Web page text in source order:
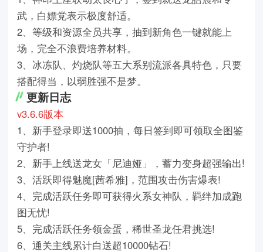
武，白嫖党表示极度舒适。
2、等级和资源全员共享，抽到新角色一键就能上
场，完全不浪费培养材料。
3、冰冻队、灼烧队等五大系别流派各具特色，只要
搭配得当，以弱胜强不是梦。
更新日志
v3.6.6版本
1、新手登录即送1000抽，每日签到即可领取全图鉴
守护者!
2、新手上线送龙女「尼迪娅」，蓄力变身超强输出!
3、活跃即得魅魔[茜希雅]，范围攻击伤害爆表!
4、完成活跃任务即可获得火系女神队，羁绊加成跑
图无忧!
5、完成活跃任务领金蛋，稀世圣龙任君挑选!
6、通关主线累计白送超10000钻石!